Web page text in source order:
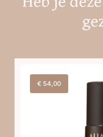
€ 54,00